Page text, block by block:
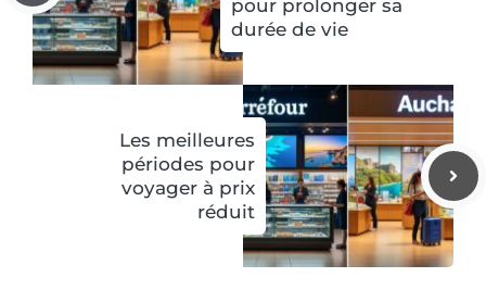
pour prolonger sa
durée de vie
Les meilleures
périodes pour
voyager à prix
réduit